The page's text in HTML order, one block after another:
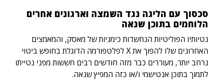
סכסוך עם הליגה נגד השמצה וארגונים אחרים
הלוחמים בתוכן שנאה
נטיותיו הפוליטיות הנחשדות כימניות של מאסק, והמאמצים
האחרונים שלו להפוך את X לפלטפורמה הדוגלת בחופש ביטוי
נרחב יותר, מעוררים כבר מזה חודשים רבים חששות מפני נטייתו
לתמוך בתוכן אנטישמי ו/או כזה המפיץ שנאה.